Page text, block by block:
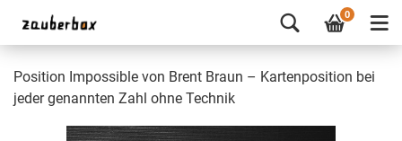
0
Position Impossible von Brent Braun – Kartenposition bei
jeder genannten Zahl ohne Technik